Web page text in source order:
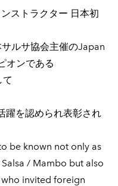
ストラクター 日本初
ルサ協会主催のJapan
オンである
躍を認められ表彰され
be known not only as
/ Mambo but also
invited foreign